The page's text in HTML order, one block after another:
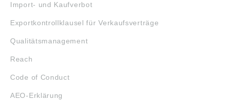
Import- und Kaufverbot
Exportkontrollklausel für Verkaufsverträge
Qualitätsmanagement
Reach
Code of Conduct
AEO-Erklärung